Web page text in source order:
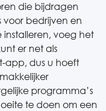
die bijdragen
bedrijven en
installeren, voeg het
er net als
app, dus u hoeft
programma’s
te doen om een